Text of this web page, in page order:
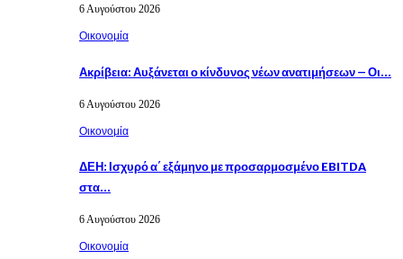
6 Αυγούστου 2026
Οικονομία
Ακρίβεια: Αυξάνεται ο κίνδυνος νέων ανατιμήσεων – Οι…
6 Αυγούστου 2026
Οικονομία
ΔΕΗ: Ισχυρό α΄ εξάμηνο με προσαρμοσμένο EBITDA
στα…
6 Αυγούστου 2026
Οικονομία